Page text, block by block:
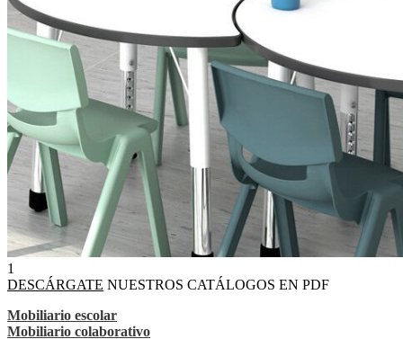
1
DESCÁRGATE NUESTROS CATÁLOGOS EN PDF
Mobiliario escolar
Mobiliario colaborativo